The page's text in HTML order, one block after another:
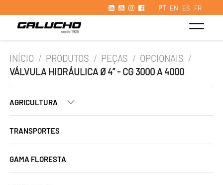
PT EN ES FR
INÍCIO / PRODUTOS / PEÇAS / OPCIONAIS /
VÁLVULA HIDRÁULICA Ø 4” - CG 3000 A 4000
AGRICULTURA
TRANSPORTES
GAMA FLORESTA